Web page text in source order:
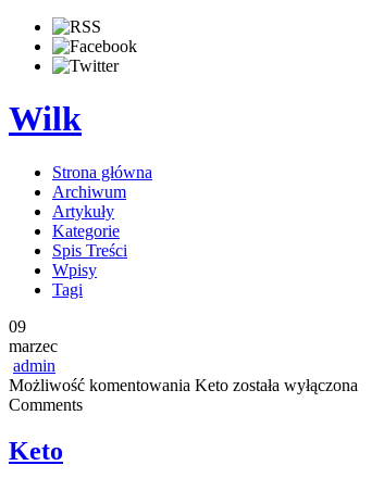
Wilk
Strona główna
Archiwum
Artykuły
Kategorie
Spis Treści
Wpisy
Tagi
09
marzec
admin
Możliwość komentowania Keto została wyłączona
Comments
Keto